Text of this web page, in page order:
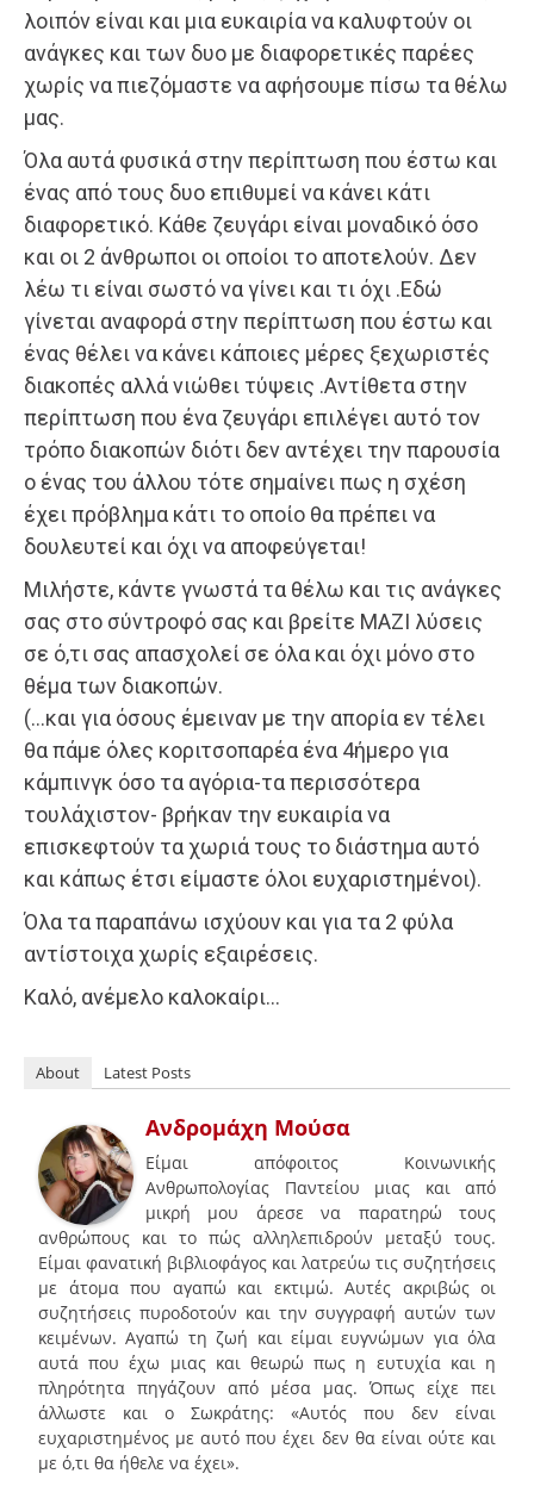
λοιπόν είναι και μια ευκαιρία να καλυφτούν οι
ανάγκες και των δυο με διαφορετικές παρέες
χωρίς να πιεζόμαστε να αφήσουμε πίσω τα θέλω
μας.
Όλα αυτά φυσικά στην περίπτωση που έστω και
ένας από τους δυο επιθυμεί να κάνει κάτι
διαφορετικό. Κάθε ζευγάρι είναι μοναδικό όσο
και οι 2 άνθρωποι οι οποίοι το αποτελούν. Δεν
λέω τι είναι σωστό να γίνει και τι όχι .Εδώ
γίνεται αναφορά στην περίπτωση που έστω και
ένας θέλει να κάνει κάποιες μέρες ξεχωριστές
διακοπές αλλά νιώθει τύψεις .Αντίθετα στην
περίπτωση που ένα ζευγάρι επιλέγει αυτό τον
τρόπο διακοπών διότι δεν αντέχει την παρουσία
ο ένας του άλλου τότε σημαίνει πως η σχέση
έχει πρόβλημα κάτι το οποίο θα πρέπει να
δουλευτεί και όχι να αποφεύγεται!
Μιλήστε, κάντε γνωστά τα θέλω και τις ανάγκες
σας στο σύντροφό σας και βρείτε ΜΑΖΙ λύσεις
σε ό,τι σας απασχολεί σε όλα και όχι μόνο στο
θέμα των διακοπών.
(…και για όσους έμειναν με την απορία εν τέλει
θα πάμε όλες κοριτσοπαρέα ένα 4ήμερο για
κάμπινγκ όσο τα αγόρια-τα περισσότερα
τουλάχιστον- βρήκαν την ευκαιρία να
επισκεφτούν τα χωριά τους το διάστημα αυτό
και κάπως έτσι είμαστε όλοι ευχαριστημένοι).
Όλα τα παραπάνω ισχύουν και για τα 2 φύλα
αντίστοιχα χωρίς εξαιρέσεις.
Καλό, ανέμελο καλοκαίρι…
About Latest Posts
Ανδρομάχη Μούσα
Είμαι απόφοιτος Κοινωνικής
Ανθρωπολογίας Παντείου μιας και από
μικρή μου άρεσε να παρατηρώ τους
ανθρώπους και το πώς αλληλεπιδρούν μεταξύ τους.
Είμαι φανατική βιβλιοφάγος και λατρεύω τις συζητήσεις
με άτομα που αγαπώ και εκτιμώ. Αυτές ακριβώς οι
συζητήσεις πυροδοτούν και την συγγραφή αυτών των
κειμένων. Αγαπώ τη ζωή και είμαι ευγνώμων για όλα
αυτά που έχω μιας και θεωρώ πως η ευτυχία και η
πληρότητα πηγάζουν από μέσα μας. Όπως είχε πει
άλλωστε και ο Σωκράτης: «Αυτός που δεν είναι
ευχαριστημένος με αυτό που έχει δεν θα είναι ούτε και
με ό,τι θα ήθελε να έχει».